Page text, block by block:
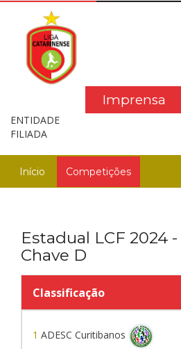
Imprensa
ENTIDADE
FILIADA
Início Competições
Estadual LCF 2024 -
Chave D
Classificação
1 ADESC Curitibanos